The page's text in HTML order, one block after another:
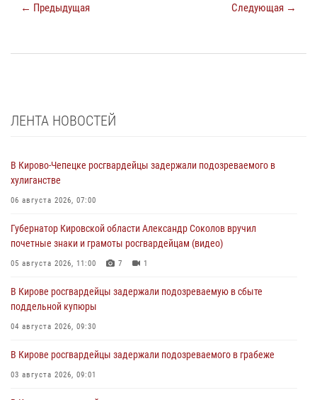
← Предыдущая Следующая →
ЛЕНТА НОВОСТЕЙ
В Кирово-Чепецке росгвардейцы задержали подозреваемого в
хулиганстве
06 августа 2026, 07:00
Губернатор Кировской области Александр Соколов вручил
почетные знаки и грамоты росгвардейцам (видео)
05 августа 2026, 11:00 7 1
В Кирове росгвардейцы задержали подозреваемую в сбыте
поддельной купюры
04 августа 2026, 09:30
В Кирове росгвардейцы задержали подозреваемого в грабеже
03 августа 2026, 09:01